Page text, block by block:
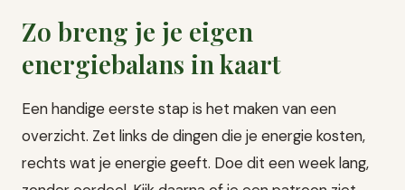
Zo breng je je eigen
energiebalans in kaart
Een handige eerste stap is het maken van een
overzicht. Zet links de dingen die je energie kosten,
rechts wat je energie geeft. Doe dit een week lang,